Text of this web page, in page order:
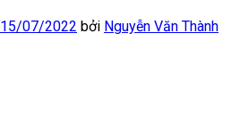
15/07/2022 bởi Nguyễn Văn Thành